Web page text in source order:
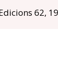
62,